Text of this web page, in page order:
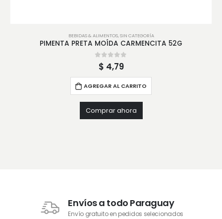
BEBIDAS & ALIMENTOS,SIN CATEGORÍA
PIMENTA PRETA MOÍDA CARMENCITA 52G
out of 5
$ 4,79
AGREGAR AL CARRITO
Comprar ahora
Envíos a todo Paraguay
Envío gratuito en pedidos selecionados